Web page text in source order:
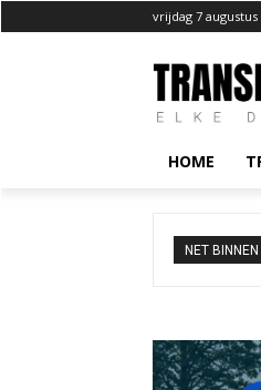
vrijdag 7 augustus
HOME
NET BINNEN